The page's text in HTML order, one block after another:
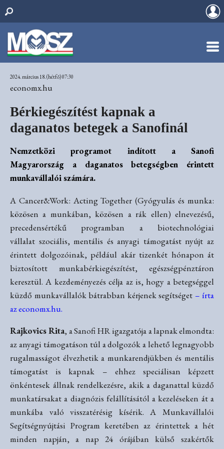
2024. március 18. (hétfő) 07:30
economx.hu
Bérkiegészítést kapnak a
daganatos betegek a Sanofinál
Nemzetközi programot indított a Sanofi
Magyarország a daganatos betegségben érintett
munkavállalói számára.
A Cancer&Work: Acting Together (Gyógyulás és munka:
közösen a munkában, közösen a rák ellen) elnevezésű,
precedensértékű programban a biotechnológiai
vállalat szociális, mentális és anyagi támogatást nyújt az
érintett dolgozóinak, például akár tizenkét hónapon át
biztosított munkabérkiegészítést, egészségpénztáron
keresztül. A kezdeményezés célja az is, hogy a betegséggel
küzdő munkavállalók bátrabban kérjenek segítséget – írta
az economx.hu.
Rajkovics Rita, a Sanofi HR igazgatója a lapnak elmondta:
az anyagi támogatáson túl a dolgozók a lehető legnagyobb
rugalmasságot élvezhetik a munkarendjükben és mentális
támogatást is kapnak – ehhez speciálisan képzett
önkéntesek állnak rendelkezésre, akik a daganattal küzdő
munkatársakat a diagnózis felállításától a kezeléseken át a
munkába való visszatérésig kísérik. A Munkavállalói
Segítségnyújtási Program keretében az érintettek a hét
minden napján, a nap 24 órájában külső szakértők